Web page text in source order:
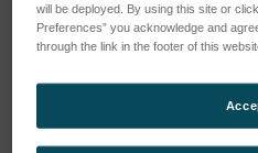
will be deployed. By using this site or
Preferences” you acknowledge and
through the link in the footer of this